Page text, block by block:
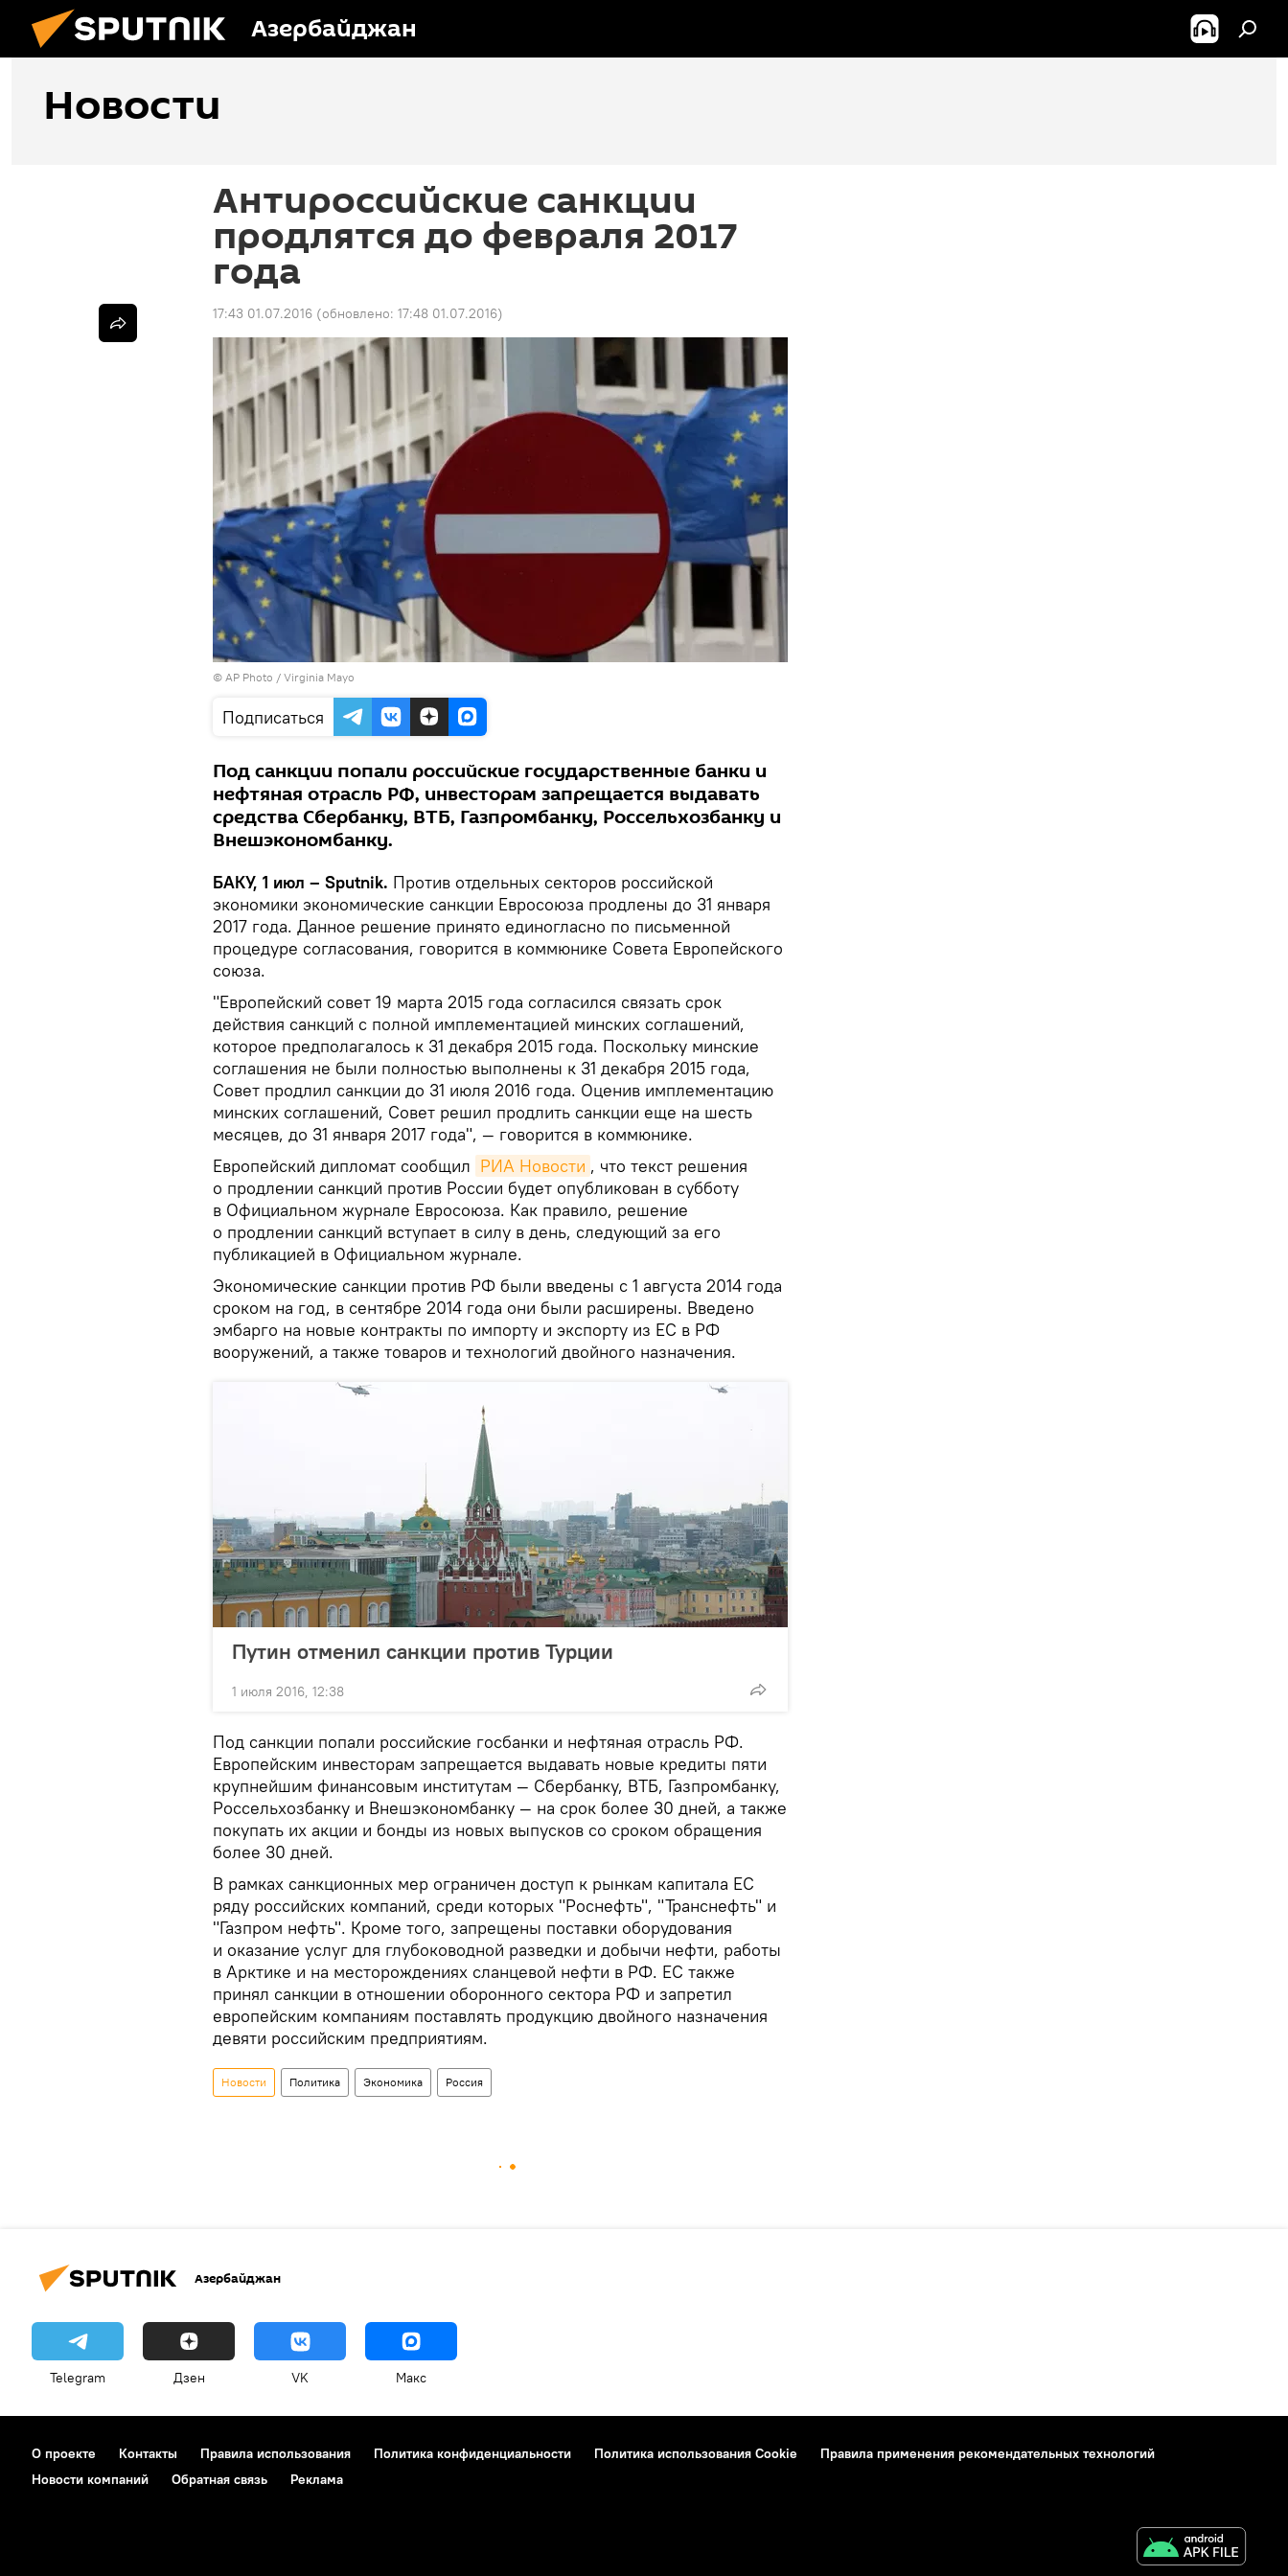
Азербайджан
Новости
Антироссийские санкции
продлятся до февраля 2017
года
17:43 01.07.2016 (обновлено: 17:48 01.07.2016)
© AP Photo / Virginia Mayo
Подписаться
Под санкции попали российские государственные банки и
нефтяная отрасль РФ, инвесторам запрещается выдавать
средства Сбербанку, ВТБ, Газпромбанку, Россельхозбанку и
Внешэкономбанку.
БАКУ, 1 июл – Sputnik. Против отдельных секторов российской
экономики экономические санкции Евросоюза продлены до 31 января
2017 года. Данное решение принято единогласно по письменной
процедуре согласования, говорится в коммюнике Совета Европейского
союза.
"Европейский совет 19 марта 2015 года согласился связать срок
действия санкций с полной имплементацией минских соглашений,
которое предполагалось к 31 декабря 2015 года. Поскольку минские
соглашения не были полностью выполнены к 31 декабря 2015 года,
Совет продлил санкции до 31 июля 2016 года. Оценив имплементацию
минских соглашений, Совет решил продлить санкции еще на шесть
месяцев, до 31 января 2017 года", — говорится в коммюнике.
Европейский дипломат сообщил РИА Новости , что текст решения
о продлении санкций против России будет опубликован в субботу
в Официальном журнале Евросоюза. Как правило, решение
о продлении санкций вступает в силу в день, следующий за его
публикацией в Официальном журнале.
Экономические санкции против РФ были введены с 1 августа 2014 года
сроком на год, в сентябре 2014 года они были расширены. Введено
эмбарго на новые контракты по импорту и экспорту из ЕС в РФ
вооружений, а также товаров и технологий двойного назначения.
Путин отменил санкции против Турции
1 июля 2016, 12:38
Под санкции попали российские госбанки и нефтяная отрасль РФ.
Европейским инвесторам запрещается выдавать новые кредиты пяти
крупнейшим финансовым институтам — Сбербанку, ВТБ, Газпромбанку,
Россельхозбанку и Внешэкономбанку — на срок более 30 дней, а также
покупать их акции и бонды из новых выпусков со сроком обращения
более 30 дней.
В рамках санкционных мер ограничен доступ к рынкам капитала ЕС
ряду российских компаний, среди которых "Роснефть", "Транснефть" и
"Газпром нефть". Кроме того, запрещены поставки оборудования
и оказание услуг для глубоководной разведки и добычи нефти, работы
в Арктике и на месторождениях сланцевой нефти в РФ. ЕС также
принял санкции в отношении оборонного сектора РФ и запретил
европейским компаниям поставлять продукцию двойного назначения
девяти российским предприятиям.
Новости Политика Экономика Россия
Азербайджан
Telegram Дзен VK Макс
О проекте Контакты Правила использования Политика конфиденциальности Политика использования Cookie
Правила применения рекомендательных технологий
Новости компаний
Обратная связь Реклама